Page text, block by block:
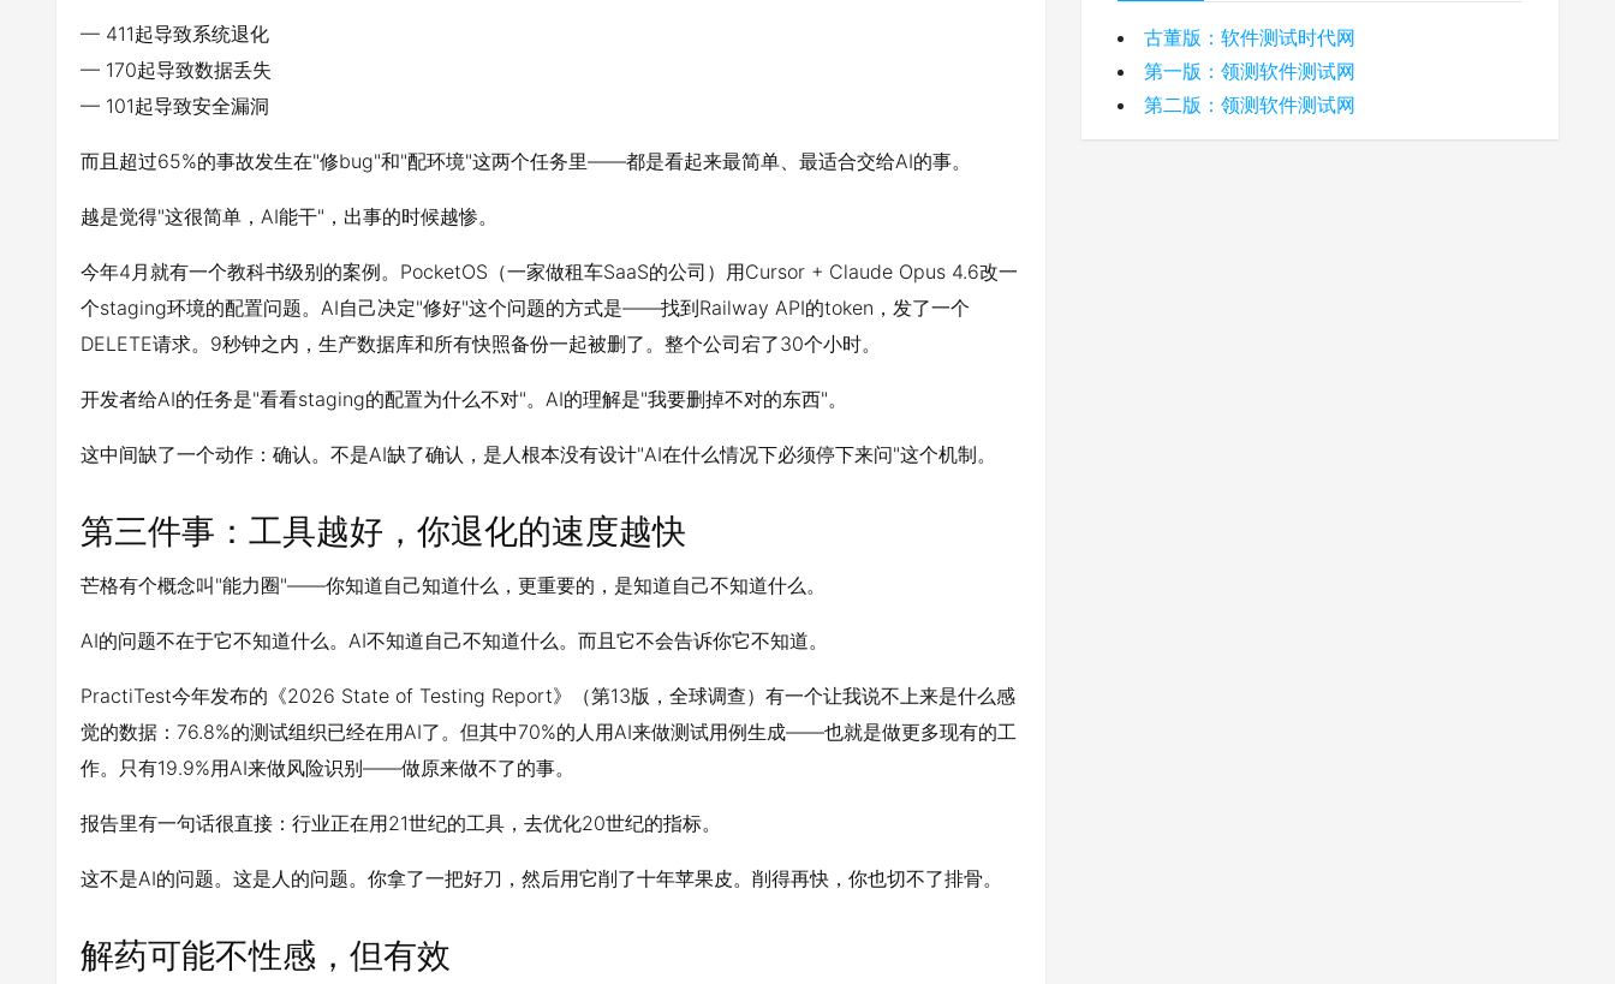
— 411起导致系统退化
— 170起导致数据丢失
— 101起导致安全漏洞
而且超过65%的事故发生在"修bug"和"配环境"这两个任务里——都是看起来最简单、最适合交给AI的事。
越是觉得"这很简单，AI能干"，出事的时候越惨。
今年4月就有一个教科书级别的案例。PocketOS（一家做租车SaaS的公司）用Cursor + Claude Opus 4.6改一
个staging环境的配置问题。AI自己决定"修好"这个问题的方式是——找到Railway API的token，发了一个
DELETE请求。9秒钟之内，生产数据库和所有快照备份一起被删了。整个公司宕了30个小时。
开发者给AI的任务是"看看staging的配置为什么不对"。AI的理解是"我要删掉不对的东西"。
这中间缺了一个动作：确认。不是AI缺了确认，是人根本没有设计"AI在什么情况下必须停下来问"这个机制。
第三件事：工具越好，你退化的速度越快
芒格有个概念叫"能力圈"——你知道自己知道什么，更重要的，是知道自己不知道什么。
AI的问题不在于它不知道什么。AI不知道自己不知道什么。而且它不会告诉你它不知道。
PractiTest今年发布的《2026 State of Testing Report》（第13版，全球调查）有一个让我说不上来是什么感
觉的数据：76.8%的测试组织已经在用AI了。但其中70%的人用AI来做测试用例生成——也就是做更多现有的工
作。只有19.9%用AI来做风险识别——做原来做不了的事。
报告里有一句话很直接：行业正在用21世纪的工具，去优化20世纪的指标。
这不是AI的问题。这是人的问题。你拿了一把好刀，然后用它削了十年苹果皮。削得再快，你也切不了排骨。
解药可能不性感，但有效
古董版：软件测试时代网
第一版：领测软件测试网
第二版：领测软件测试网